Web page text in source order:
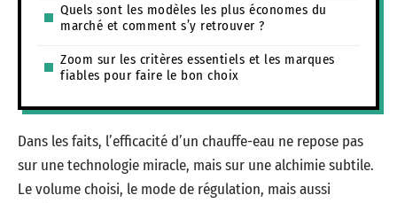
Quels sont les modèles les plus économes du
marché et comment s’y retrouver ?
Zoom sur les critères essentiels et les marques
fiables pour faire le bon choix
Dans les faits, l’efficacité d’un chauffe-eau ne repose pas
sur une technologie miracle, mais sur une alchimie subtile.
Le volume choisi, le mode de régulation, mais aussi